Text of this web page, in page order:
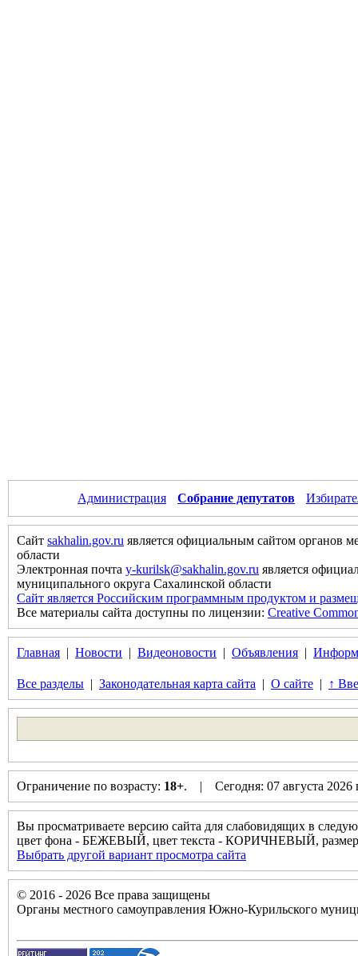
Администрация Собрание депутатов
Сайт sakhalin.gov.ru является официальным сайтом органов
области
Электронная почта y-kurilsk@sakhalin.gov.ru является
муниципального округа Сахалинской области
Сайт является Российским программным продуктом и
Все материалы сайта доступны по лицензии: Creative
Главная | Новости | Видеоновости | Объявления |
Все разделы | Законодательная карта сайта | О сайте | ↑
Ограничение по возрасту: 18+. | Сегодня: 07 августа
Вы просматриваете версию сайта для слабовидящих в
цвет фона - БЕЖЕВЫЙ, цвет текста - КОРИЧНЕВЫЙ,
Выбрать другой вариант просмотра сайта
© 2016 - 2026 Все права защищены
Органы местного самоуправления Южно-Курильского